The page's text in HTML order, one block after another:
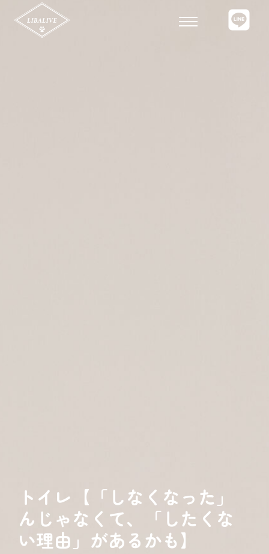
トイレ【「しなくなった」
んじゃなくて、「したくな
い理由」があるかも】